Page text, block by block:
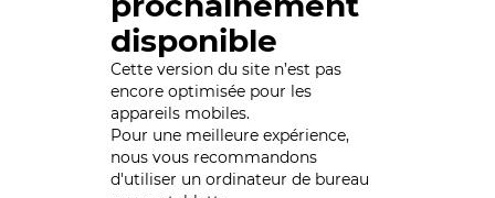
disponible
Cette version du site n’est pas
encore optimisée pour les
appareils mobiles.
Pour une meilleure expérience,
nous vous recommandons
d'utiliser un ordinateur de bureau